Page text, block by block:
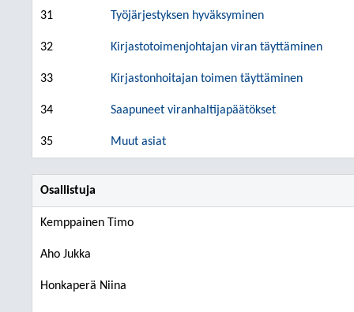
31 Työjärjestyksen hyväksyminen
32 Kirjastotoimenjohtajan viran täyttäminen
33 Kirjastonhoitajan toimen täyttäminen
34 Saapuneet viranhaltijapäätökset
35 Muut asiat
Osallistuja
Kemppainen Timo
Aho Jukka
Honkaperä Niina